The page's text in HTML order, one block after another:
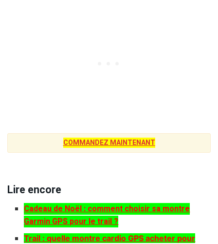
COMMANDEZ MAINTENANT
Lire encore
Cadeau de Noël : comment choisir sa montre
Garmin GPS pour le trail ?
Trail : quelle montre cardio GPS acheter pour